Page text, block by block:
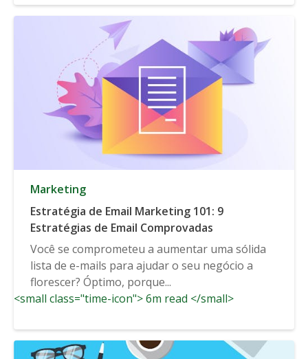
Marketing
Estratégia de Email Marketing 101: 9
Estratégias de Email Comprovadas
Você se comprometeu a aumentar uma sólida
lista de e-mails para ajudar o seu negócio a
florescer? Óptimo, porque...
<small class="time-icon"> 6m read </small>